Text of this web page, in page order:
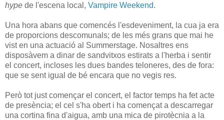
hype de l'escena local, Vampire Weekend.
Una hora abans que comencés l'esdeveniment, la cua ja era
de proporcions descomunals; de les més grans que mai he
vist en una actuació al Summerstage. Nosaltres ens
disposàvem a dinar de sandvitxos estirats a l'herba i sentir
el concert, incloses les dues bandes teloneres, des de fora:
que se sent igual de bé encara que no vegis res.
Però tot just començar el concert, el factor temps ha fet acte
de presència; el cel s'ha obert i ha començat a descarregar
una cortina fina d'aigua, amb una mica de pirotècnia a la